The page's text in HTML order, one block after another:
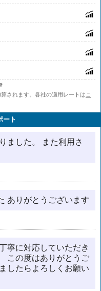
されます。各社の適用レートは こ
ート
ました。 また利用さ
ありがとうございます
寧に対応していただき
この度はありがとうご
したらよろしくお願い